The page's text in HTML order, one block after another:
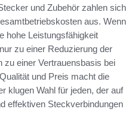
und Zubehör zahlen sich
aus. Wenn
hohe Leistungsfähigkeit
zu einer Reduzierung der
zu einer Vertrauensbasis bei
und Preis macht die
klugen Wahl für jeden, der auf
effektiven Steckverbindungen